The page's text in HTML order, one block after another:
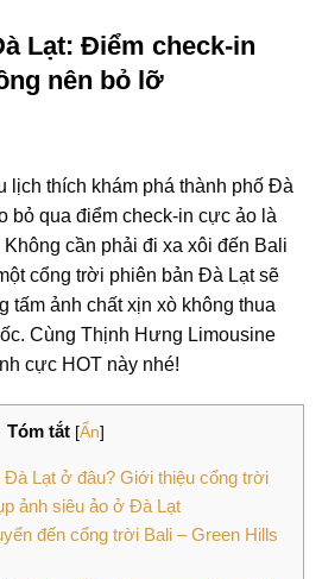
Lạt: Điểm check-in
nên bỏ lỡ
lịch thích khám phá thành phố Đà
bỏ qua điểm check-in cực ảo là
Không cần phải đi xa xôi đến Bali
cổng trời phiên bản Đà Lạt sẽ
tấm ảnh chất xịn xò không thua
Cùng Thịnh Hưng Limousine
cực HOT này nhé!
Tóm tắt [Ẩn]
Lạt ở đâu? Giới thiệu cổng trời
ảnh siêu ảo ở Đà Lạt
đến cổng trời Bali – Green Hills